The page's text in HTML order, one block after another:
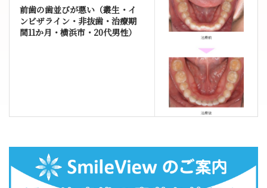
前歯の歯並びが悪い（叢生・イ
ンビザライン・非抜歯・治療期
間11か月・横浜市・20代男性）